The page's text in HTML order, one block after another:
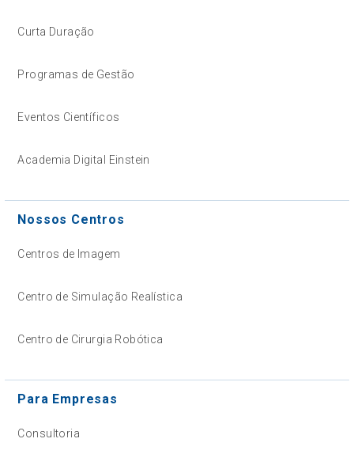
Curta Duração
Programas de Gestão
Eventos Científicos
Academia Digital Einstein
Nossos Centros
Centros de Imagem
Centro de Simulação Realística
Centro de Cirurgia Robótica
Para Empresas
Consultoria